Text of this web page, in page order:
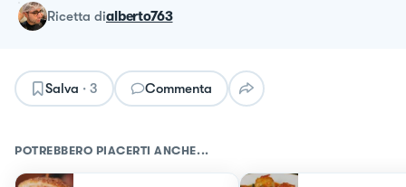
ricetta dialberto763
Salva · 3 Commenta
POTREBBERO PIACERTI ANCHE...